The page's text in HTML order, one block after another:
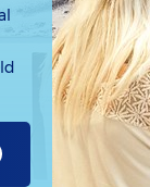
ontwikkelt
effectieve
variërend